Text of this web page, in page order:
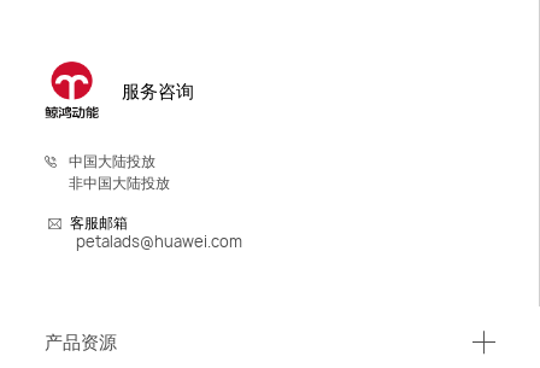
服务咨询
中国大陆投放
非中国大陆投放
客服邮箱
petalads@huawei.com
产品资源